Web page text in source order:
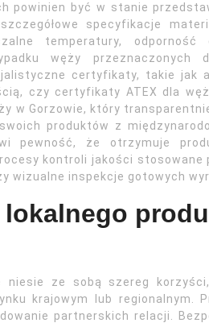
powinien być w stanie
specyfikacje
temperatury, odporność
węży przeznaczonych
certyfikaty, takie jak
czy certyfikaty ATEX dla
w Gorzowie, który
produktów z
pewność, że otrzymuje
kontroli jakości stosowane
wizualne inspekcje gotowych
niesie ze sobą szereg
krajowym lub regionalnym.
partnerskich relacji.